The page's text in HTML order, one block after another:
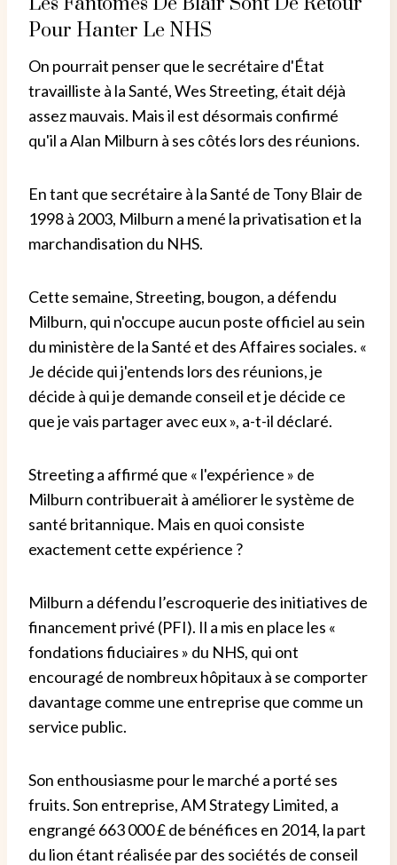
Pour Hanter Le NHS
On pourrait penser que le secrétaire d'État
travailliste à la Santé, Wes Streeting, était déjà
assez mauvais. Mais il est désormais confirmé
qu'il a Alan Milburn à ses côtés lors des réunions.
En tant que secrétaire à la Santé de Tony Blair de
1998 à 2003, Milburn a mené la privatisation et la
marchandisation du NHS.
Cette semaine, Streeting, bougon, a défendu
Milburn, qui n'occupe aucun poste officiel au sein
du ministère de la Santé et des Affaires sociales. «
Je décide qui j'entends lors des réunions, je
décide à qui je demande conseil et je décide ce
que je vais partager avec eux », a-t-il déclaré.
Streeting a affirmé que « l'expérience » de
Milburn contribuerait à améliorer le système de
santé britannique. Mais en quoi consiste
exactement cette expérience ?
Milburn a défendu l’escroquerie des initiatives de
financement privé (PFI). Il a mis en place les «
fondations fiduciaires » du NHS, qui ont
encouragé de nombreux hôpitaux à se comporter
davantage comme une entreprise que comme un
service public.
Son enthousiasme pour le marché a porté ses
fruits. Son entreprise, AM Strategy Limited, a
engrangé 663 000 £ de bénéfices en 2014, la part
du lion étant réalisée par des sociétés de conseil